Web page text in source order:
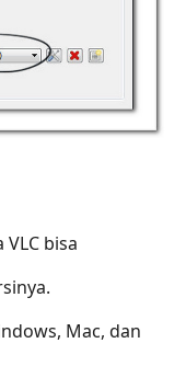
VLC bisa
Mac, dan